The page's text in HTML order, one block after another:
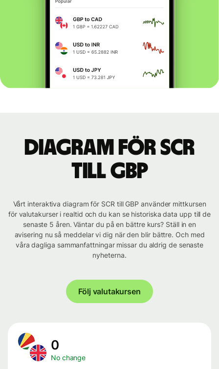
Diagram för SCR
till GBP
Vårt interaktiva diagram för SCR till GBP använder mittkursen
för valutakurser i realtid och du kan se historiska data upp till de
senaste 5 åren. Väntar du på en bättre kurs? Ställ in en
avisering nu så meddelar vi dig när den blir bättre. Och med
våra dagliga sammanfattningar missar du aldrig de senaste
nyheterna.
Följ valutakursen
0
No change